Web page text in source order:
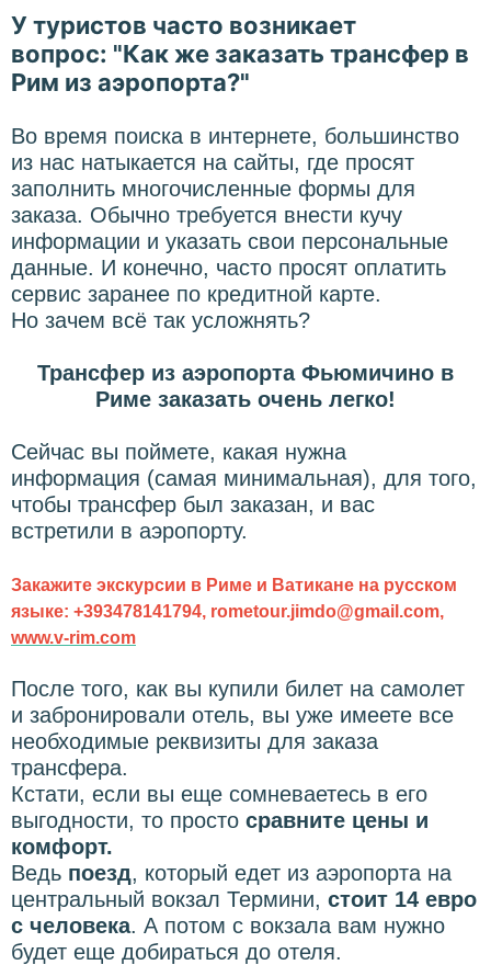
У туристов часто возникает
вопрос: "Как же заказать трансфер в
Рим из аэропорта?"
Во время поиска в интернете, большинство
из нас натыкается на сайты, где просят
заполнить многочисленные формы для
заказа. Обычно требуется внести кучу
информации и указать свои персональные
данные. И конечно, часто просят оплатить
сервис заранее по кредитной карте.
Но зачем всё так усложнять?
Трансфер из аэропорта Фьюмичино в
Риме заказать очень легко!
Сейчас вы поймете, какая нужна
информация (самая минимальная), для того,
чтобы трансфер был заказан, и вас
встретили в аэропорту.
Закажите экскурсии в Риме и Ватикане на русском
языке: +393478141794, rometour.jimdo@gmail.com,
www.v-rim.com
После того, как вы купили билет на самолет
и забронировали отель, вы уже имеете все
необходимые реквизиты для заказа
трансфера.
Кстати, если вы еще сомневаетесь в его
выгодности, то просто сравните цены и
комфорт.
Ведь поезд, который едет из аэропорта на
центральный вокзал Термини, стоит 14 евро
с человека. А потом с вокзала вам нужно
будет еще добираться до отеля.